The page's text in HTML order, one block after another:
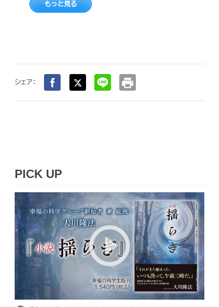
もっと見る
シェア： print
PICK UP